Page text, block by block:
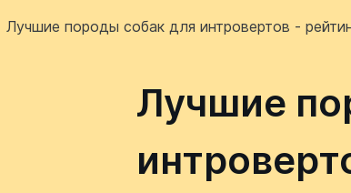
Лучшие породы собак для интровертов -
Лучшие